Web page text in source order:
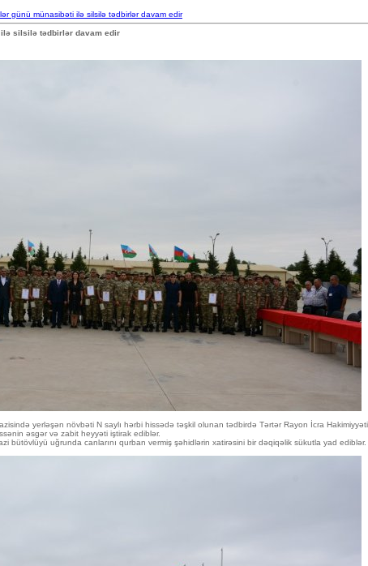
günü münasibəti ilə silsilə tədbirlər davam edir
silsilə tədbirlər davam edir
yerləşən növbəti N saylı hərbi hissədə təşkil olunan tədbirdə Tərtər Rayon İcra
əsgər və zabit heyyəti iştirak ediblər.
bütövlüyü uğrunda canlarını qurban vermiş şəhidlərin xatirəsini bir dəqiqəlik sükutla yad